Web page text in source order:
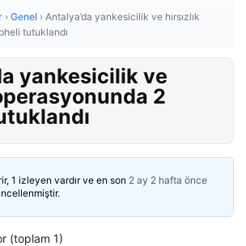
› Genel › Antalya’da yankesicilik ve hırsızlık
tutuklandı
yankesicilik ve
2
1 izleyen vardır ve en son 2 ay 2 hafta önce
(toplam 1)